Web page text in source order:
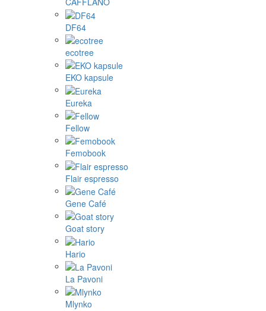
DF64
ecotree
EKO kapsule
Eureka
Fellow
Femobook
Flair espresso
Gene Café
Goat story
Hario
La Pavoni
Mlynko